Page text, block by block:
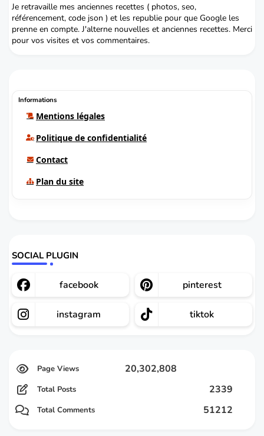
Je retravaille mes anciennes recettes ( photos, seo,
référencement, code json ) et les republie pour que Google les
prenne en compte. J'alterne nouvelles et anciennes recettes. Merci
pour vos visites et vos commentaires.
Informations
Mentions légales
Politique de confidentialité
Contact
Plan du site
SOCIAL PLUGIN
facebook pinterest
instagram tiktok
20,302,808
Total Posts 2339
Total Comments 51212